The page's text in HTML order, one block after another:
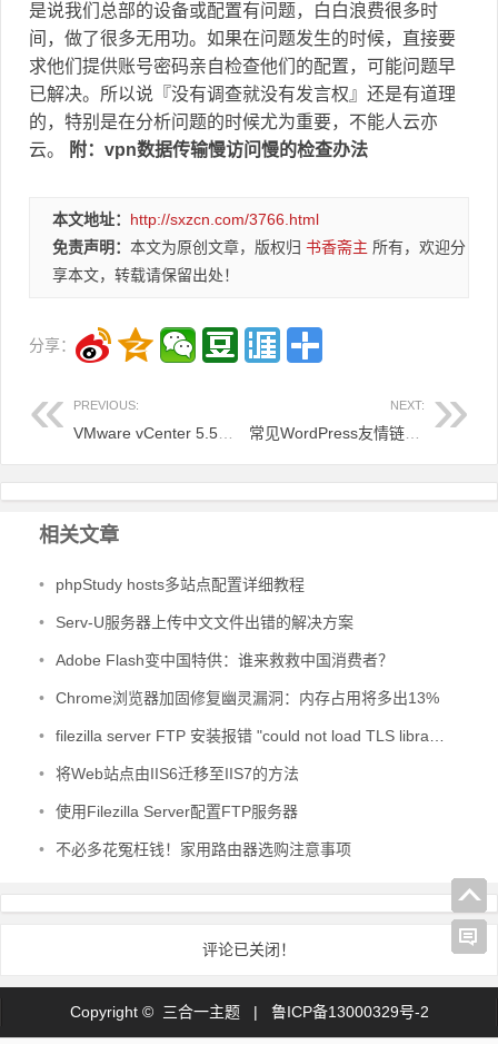
是说我们总部的设备或配置有问题，白白浪费很多时
间，做了很多无用功。如果在问题发生的时候，直接要
求他们提供账号密码亲自检查他们的配置，可能问题早
已解决。所以说『没有调查就没有发言权』还是有道理
的，特别是在分析问题的时候尤为重要，不能人云亦
云。
附：vpn数据传输慢访问慢的检查办法
本文地址： http://sxzcn.com/3766.html
免责声明： 本文为原创文章，版权归 书香斋主 所有，欢迎分
享本文，转载请保留出处！
分享：
PREVIOUS: NEXT:
常见WordPress友情链接调用参数
相关文章
• phpStudy hosts多站点配置详细教程
• Serv-U服务器上传中文文件出错的解决方案
• Adobe Flash变中国特供：谁来救救中国消费者？
• Chrome浏览器加固修复幽灵漏洞：内存占用将多出13%
• filezilla server FTP 安装报错 "could not load TLS libraries. Aborting start of administration interface"
• 将Web站点由IIS6迁移至IIS7的方法
• 使用Filezilla Server配置FTP服务器
• 不必多花冤枉钱！家用路由器选购注意事项
评论已关闭！
Copyright © 三合一主题 | 鲁ICP备13000329号-2